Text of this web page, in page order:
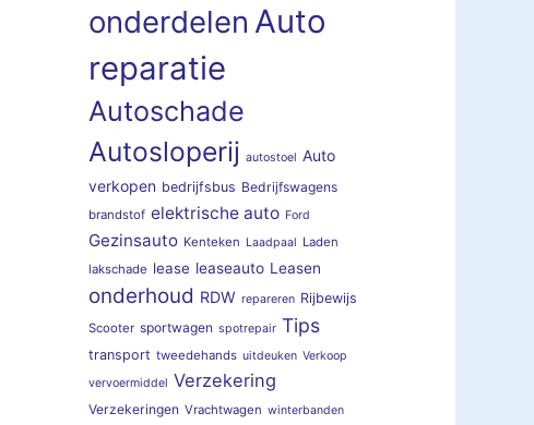
onderdelen Auto
reparatie
Autoschade
Autosloperij autostoel Auto
verkopen bedrijfsbus Bedrijfswagens
brandstof elektrische auto Ford
Gezinsauto Kenteken Laadpaal Laden
lakschade lease leaseauto Leasen
onderhoud RDW repareren Rijbewijs
Scooter sportwagen spotrepair Tips
transport tweedehands uitdeuken Verkoop
vervoermiddel Verzekering
Verzekeringen Vrachtwagen winterbanden